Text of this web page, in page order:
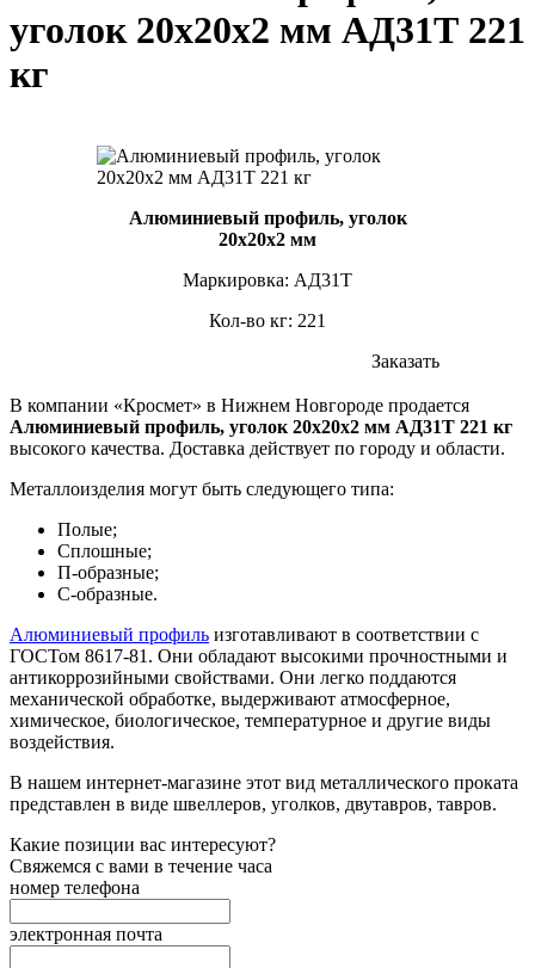
уголок 20х20х2 мм АД31Т 221
кг
Алюминиевый профиль, уголок
20х20х2 мм
Маркировка: АД31Т
Кол-во кг: 221
Заказать
В компании «Кросмет» в Нижнем Новгороде продается
Алюминиевый профиль, уголок 20х20х2 мм АД31Т 221 кг
высокого качества. Доставка действует по городу и области.
Металлоизделия могут быть следующего типа:
Полые;
Сплошные;
П-образные;
С-образные.
Алюминиевый профиль изготавливают в соответствии с
ГОСТом 8617-81. Они обладают высокими прочностными и
антикоррозийными свойствами. Они легко поддаются
механической обработке, выдерживают атмосферное,
химическое, биологическое, температурное и другие виды
воздействия.
В нашем интернет-магазине этот вид металлического проката
представлен в виде швеллеров, уголков, двутавров, тавров.
Какие позиции вас интересуют?
Свяжемся с вами в течение часа
номер телефона
электронная почта